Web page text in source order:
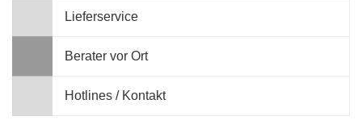
Lieferservice
Berater vor Ort
Hotlines / Kontakt